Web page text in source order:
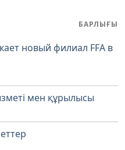
БАРЛЫҒЫ
новый филиал FFA в
мен құрылысы